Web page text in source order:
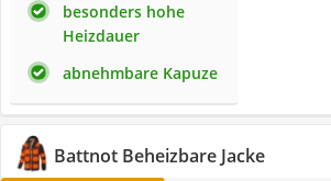
besonders hohe
Heizdauer
abnehmbare Kapuze
Battnot Beheizbare Jacke